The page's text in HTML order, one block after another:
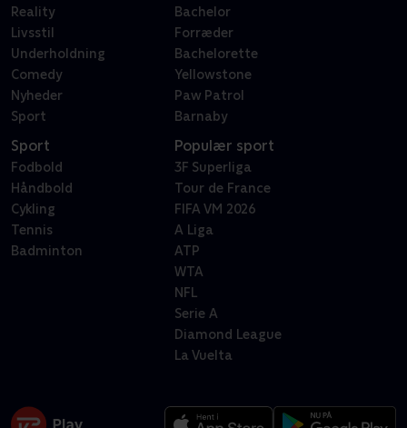
Reality
Livsstil
Underholdning
Comedy
Nyheder
Sport
Bachelor
Forræder
Bachelorette
Yellowstone
Paw Patrol
Barnaby
Sport
Fodbold
Håndbold
Cykling
Tennis
Badminton
Populær sport
3F Superliga
Tour de France
FIFA VM 2026
A Liga
ATP
WTA
NFL
Serie A
Diamond League
La Vuelta